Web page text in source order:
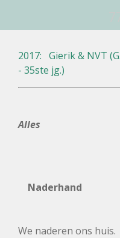
hoofdinhoud
2017: Gierik & NVT
- 35ste jg.)
Alles
Naderhand
We naderen ons huis.